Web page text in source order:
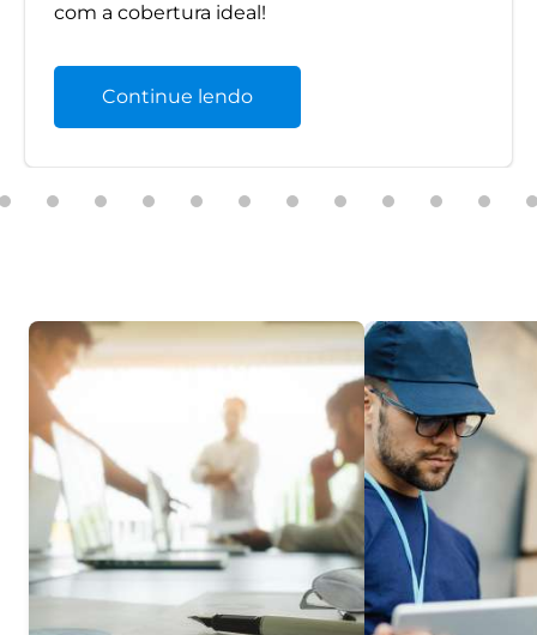
com a cobertura ideal!
Continue lendo